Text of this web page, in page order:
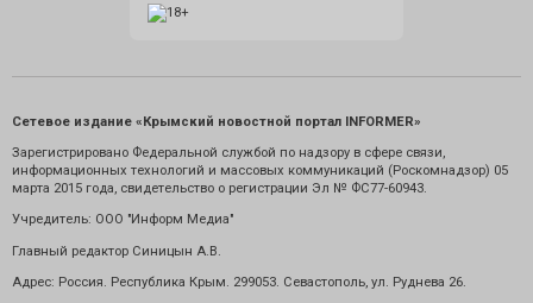
Сетевое издание «Крымский новостной портал INFORMER»
Зарегистрировано Федеральной службой по надзору в сфере связи,
информационных технологий и массовых коммуникаций (Роскомнадзор) 05
марта 2015 года, свидетельство о регистрации Эл № ФС77-60943.
Учредитель: ООО "Информ Медиа"
Главный редактор Синицын А.В.
Адрес: Россия. Республика Крым. 299053. Севастополь, ул. Руднева 26.